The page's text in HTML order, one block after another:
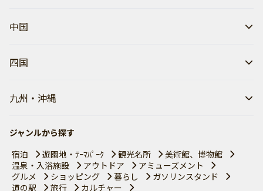
中国
四国
九州・沖縄
ジャンルから探す
宿泊
遊園地・ﾃｰﾏﾊﾟｰｸ 観光名所
美術館、博物館
温泉・入浴施設
アウトドア
アミューズメント
グルメ
ショッピング 暮らし
ガソリンスタンド
道の駅
旅行 カルチャー